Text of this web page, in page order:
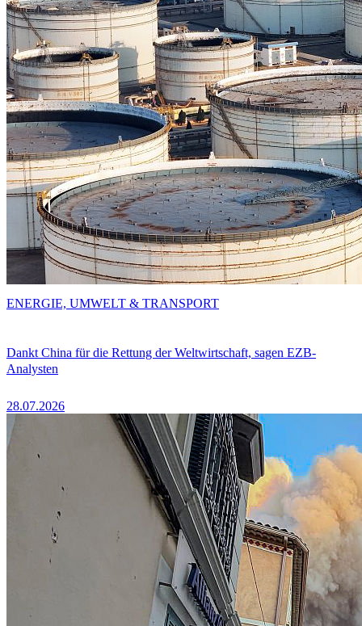
Dankt China für die Rettung der Weltwirtschaft, sagen EZB-
Analysten
28.07.2026
ENERGIE, UMWELT & TRANSPORT